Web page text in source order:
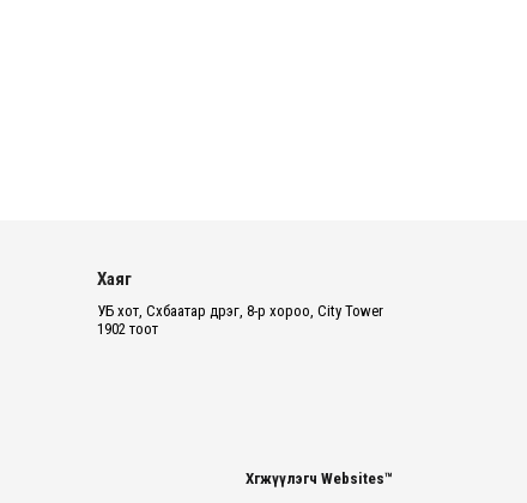
хэрэгсэл жолоодсон 95 хэрэг
Хаяг
УБ хот, Сүхбаатар дүүрэг, 8-р хороо, City Tower
1902 тоот
Хөгжүүлэгч Websites™